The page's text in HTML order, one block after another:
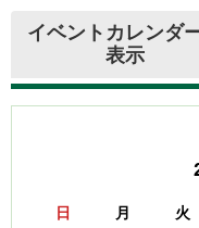
イベントカレンダ
表示
日 月 火